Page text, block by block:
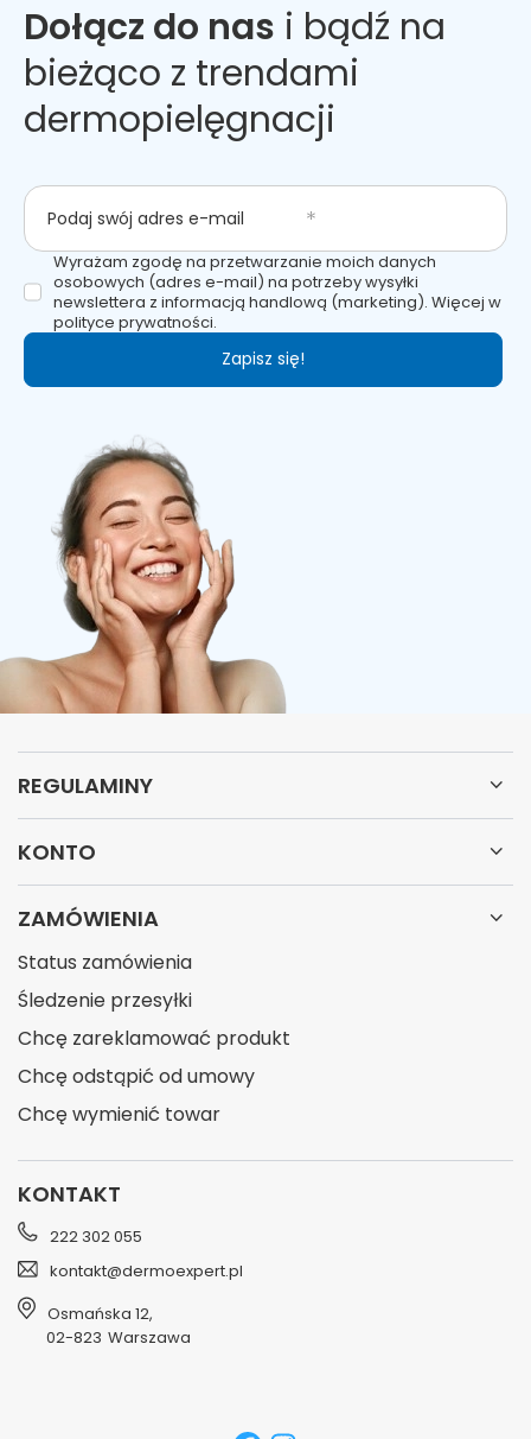
Dołącz do nas i bądź na
bieżąco z trendami
dermopielęgnacji
Podaj swój adres e-mail
Wyrażam zgodę na przetwarzanie moich danych
osobowych (adres e-mail) na potrzeby wysyłki
newslettera z informacją handlową (marketing). Więcej w
polityce prywatności.
Zapisz się!
REGULAMINY
KONTO
ZAMÓWIENIA
Status zamówienia
Śledzenie przesyłki
Chcę zareklamować produkt
Chcę odstąpić od umowy
Chcę wymienić towar
KONTAKT
222 302 055
kontakt@dermoexpert.pl
Osmańska 12,
02-823 Warszawa